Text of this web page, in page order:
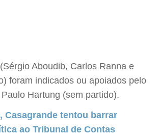
Aboudib, Carlos Ranna e
foram indicados ou apoiados pelo
Hartung (sem partido).
Casagrande tentou barrar
ao Tribunal de Contas